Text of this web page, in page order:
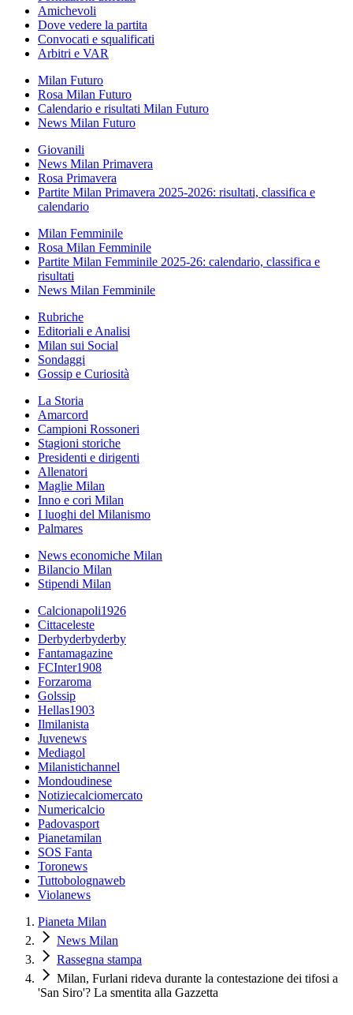
Amichevoli
Dove vedere la partita
Convocati e squalificati
Arbitri e VAR
Milan Futuro
Rosa Milan Futuro
Calendario e risultati Milan Futuro
News Milan Futuro
Giovanili
News Milan Primavera
Rosa Primavera
Partite Milan Primavera 2025-2026: risultati, classifica e
calendario
Milan Femminile
Rosa Milan Femminile
Partite Milan Femminile 2025-26: calendario, classifica e
risultati
News Milan Femminile
Rubriche
Editoriali e Analisi
Milan sui Social
Sondaggi
Gossip e Curiosità
La Storia
Amarcord
Campioni Rossoneri
Stagioni storiche
Presidenti e dirigenti
Allenatori
Maglie Milan
Inno e cori Milan
I luoghi del Milanismo
Palmares
News economiche Milan
Bilancio Milan
Stipendi Milan
Calcionapoli1926
Cittaceleste
Derbyderbyderby
Fantamagazine
FCInter1908
Forzaroma
Golssip
Hellas1903
Ilmilanista
Juvenews
Mediagol
Milanistichannel
Mondoudinese
Notiziecalciomercato
Numericalcio
Padovasport
Pianetamilan
SOS Fanta
Toronews
Tuttobolognaweb
Violanews
Pianeta Milan
News Milan
Rassegna stampa
Milan, Furlani rideva durante la contestazione dei tifosi a
'San Siro'? La smentita alla Gazzetta